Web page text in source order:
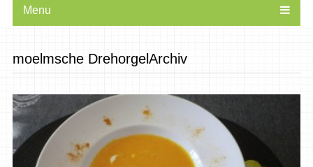
Menu
moelmsche DrehorgelArchiv